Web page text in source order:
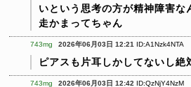
いという思考の方が精神障害な
走かまってちゃん
743mg 2026年06月03日 12:21 ID:A1Nzk4NTA
ピアスも片耳しかしてないし絶
743mg 2026年06月03日 12:42 ID:QzNjY4NzM